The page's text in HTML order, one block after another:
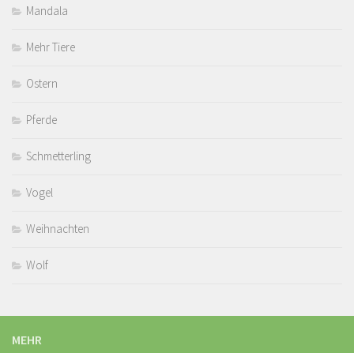
Mandala
Mehr Tiere
Ostern
Pferde
Schmetterling
Vogel
Weihnachten
Wolf
MEHR